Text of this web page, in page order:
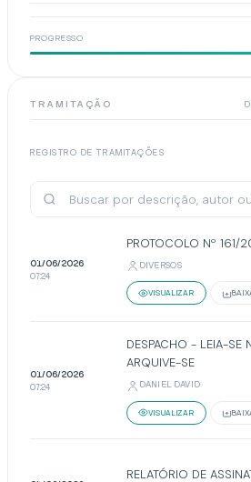
PROGRESSO
TRAMITAÇÃO
REGISTRO DE TRAMITAÇÕES
01/06/2026
07:24
PROTOCOLO Nº 161/
DIVERSOS
VISUALIZAR
01/06/2026
07:24
DESPACHO - LEIA-SE
ARQUIVE-SE
DANIEL DAVID
VISUALIZAR
RELATÓRIO DE